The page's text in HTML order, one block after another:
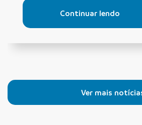
Continuar lendo
Ver mais